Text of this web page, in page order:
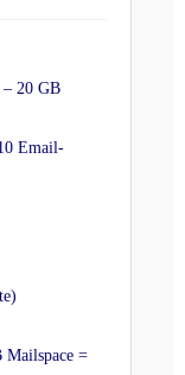
– 20 GB
Email-
Mailspace =